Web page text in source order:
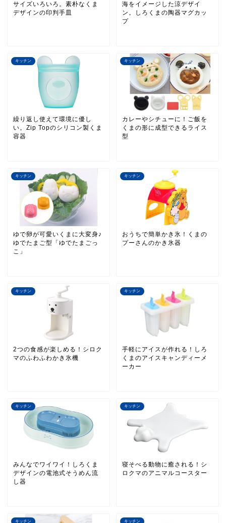
サイズいろいろ。素朴なくま
デザインの印判手皿
海をイメージした涼デザイ
ン。しろくまの陶器マグカッ
プ
キッチン
繰り返し使えて環境に優し
い。Zip Topのシリコン製くま
容器
キッチン
カレーやシチューに！ご飯を
くまの形に成型できるライス
型
キッチン
ゆで卵が可愛いくまに大変身♪
ゆでたまご型「ゆでたまごっ
こ」
キッチン
おうちで簡単かき氷！くまの
プーさんのかき氷器
キッチン
2つの食感が楽しめる！シロク
マのふわふわかき氷機
キッチン
手軽にアイスが作れる！しろ
くまのアイスキャンディーメ
ーカー
キッチン
みんなでワイワイ！しろくま
デザインの電池式そうめん流
し器
キッチン
寝そべる動物に癒される！シ
ロクマのアニマルコースター
キッチン キッチン